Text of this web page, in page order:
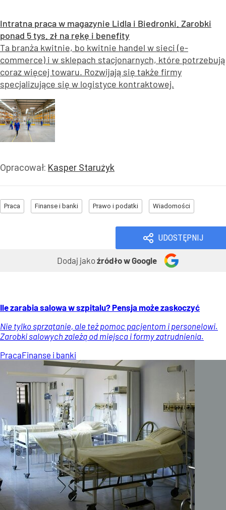
Intratna praca w magazynie Lidla i Biedronki. Zarobki
ponad 5 tys. zł na rękę i benefity
Ta branża kwitnie, bo kwitnie handel w sieci (e-
commerce) i w sklepach stacjonarnych, które potrzebują
coraz więcej towaru. Rozwijają się także firmy
specjalizujące się w logistyce kontraktowej.
Opracował: Kasper Starużyk
Praca Finanse i banki Prawo i podatki Wiadomości
UDOSTĘPNIJ
Dodaj jakoźródło w Google
Ile zarabia salowa w szpitalu? Pensja może zaskoczyć
Nie tylko sprzątanie, ale też pomoc pacjentom i personelowi.
Zarobki salowych zależą od miejsca i formy zatrudnienia.
PracaFinanse i banki